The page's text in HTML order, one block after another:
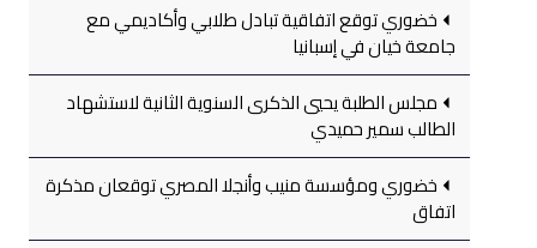
خضوري توقع اتفاقية تبادل طلابي وأكاديمي مع
جامعة خيان في إسبانيا
مجلس الطلبة يحيي الذكرى السنوية الثانية لاستشهاد
الطالب سمير حميدي
خضوري ومؤسسة منيب وأنجلا المصري توقعان مذكرة
اتفاق